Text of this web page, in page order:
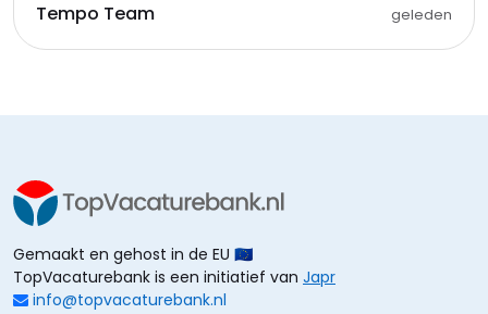
Tempo Team
geleden
Gemaakt en gehost in de EU 🇪🇺
TopVacaturebank is een initiatief van Japr
info@topvacaturebank.nl